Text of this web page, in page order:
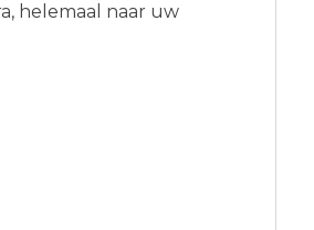
helemaal naar uw